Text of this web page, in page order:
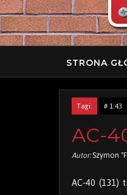
STRONA
Tagi: # 1:43
AC-
Autor:Szymon
AC-40 (131)